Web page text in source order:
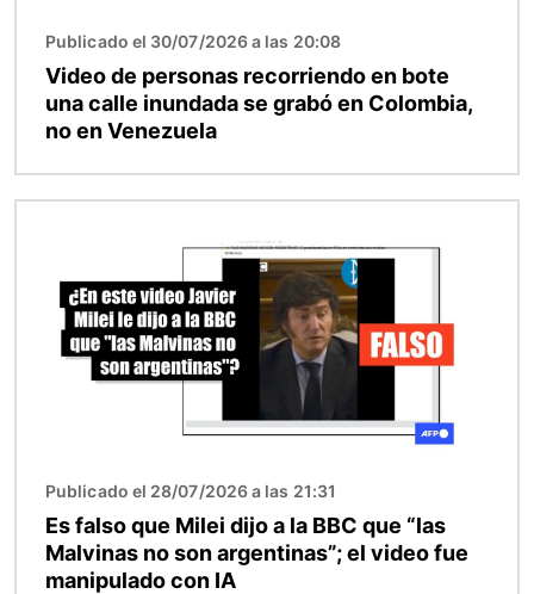
Publicado el 30/07/2026 a las 20:08
Video de personas recorriendo en bote
una calle inundada se grabó en Colombia,
no en Venezuela
Publicado el 28/07/2026 a las 21:31
Es falso que Milei dijo a la BBC que “las
Malvinas no son argentinas”; el video fue
manipulado con IA